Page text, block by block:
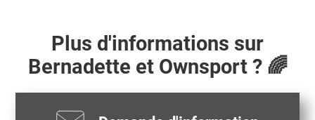
Plus d'informations sur
Bernadette et Ownsport ? 🌈